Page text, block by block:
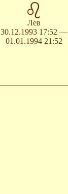
Лев
30.12.1993 17:52 —
01.01.1994 21:52